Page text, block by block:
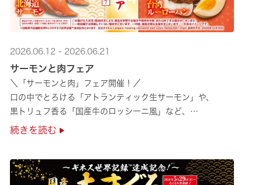
2026.06.12 - 2026.06.21
サーモンと肉フェア
＼「サーモンと肉」フェア開催！／
口の中でとろける「アトランティック生サーモン」や、
黒トリュフ香る「国産牛のロッシーニ風」など、
圧倒的な贅沢感をぜひ店舗でご堪能ください🍣
続きを読む